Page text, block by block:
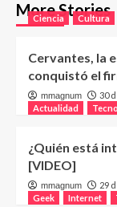
More Stories
Ciencia Cultura
Cervantes, la
conquistó el
mmagnum 30
Actualidad
¿Quién está
[VIDEO]
mmagnum 29
Geek Internet